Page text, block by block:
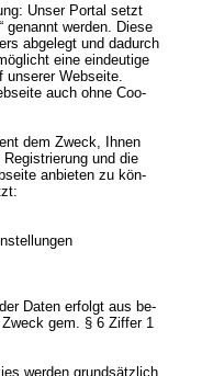
Unser Por­tal setzt
ge­nannt wer­den. Diese
ab­ge­legt und da­durch
eine ein­deu­ti­ge
un­se­rer Web­sei­te.
auch ohne Coo­
dem Zweck, Ihnen
und die
an­bie­ten zu kön­
Daten er­folgt aus be­
gem. § 6 Zif­fer 1
wer­den grund­sätz­lich